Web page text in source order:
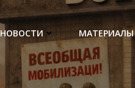
НОВОСТИ МАТЕРИАЛЫ